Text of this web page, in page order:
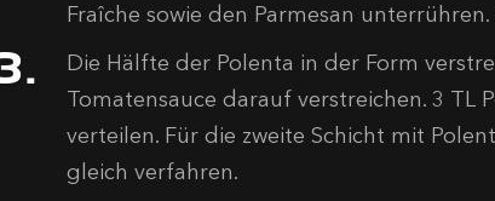
Fraîche sowie den Parmesan
Die Hälfte der Polenta in der Form
Tomatensauce darauf verstreichen. 3 TL
verteilen. Für die zweite Schicht mit
gleich verfahren.